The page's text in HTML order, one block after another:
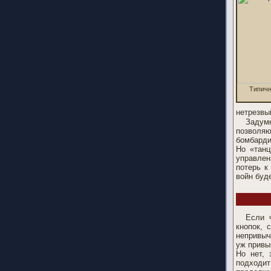
Но
потерь
войн
Если
кнопок,
уж
Но нет,